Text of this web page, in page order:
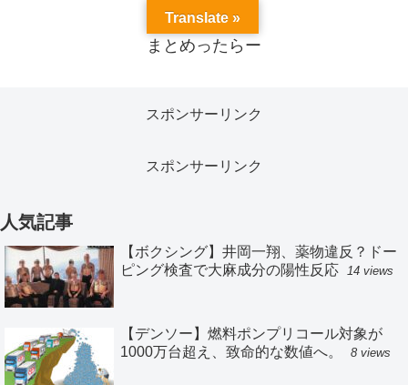
まとめったらー
スポンサーリンク
スポンサーリンク
人気記事
【ボクシング】井岡一翔、薬物違反？ドー
ピング検査で大麻成分の陽性反応
14 views
【デンソー】燃料ポンプリコール対象が
1000万台超え、致命的な数値へ。
8 views
Translate »